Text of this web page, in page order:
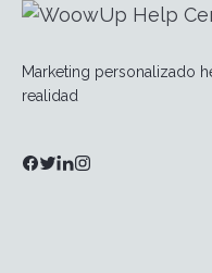
Marketing personalizado
realidad